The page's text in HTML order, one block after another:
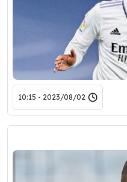
2023/08/02 - 10:15